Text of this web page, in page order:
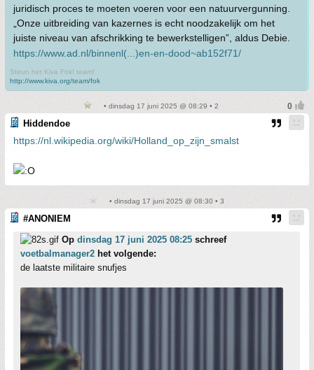
juridisch proces te moeten voeren voor een natuurvergunning.
„Onze uitbreiding van kazernes is echt noodzakelijk om het
juiste niveau van afschrikking te bewerkstelligen”, aldus Debie.
https://www.ad.nl/binnenl(...)en-en-dood~ab152f71/
Steun het Kiva Fok! team!
http://www.kiva.org/team/fok
• dinsdag 17 juni 2025 @ 08:29 • 2
Hiddendoe
https://nl.wikipedia.org/wiki/Holland_op_zijn_smalst
• dinsdag 17 juni 2025 @ 08:30 • 3
#ANONIEM
Op dinsdag 17 juni 2025 08:25 schreef
voetbalmanager2 het volgende:
de laatste militaire snufjes